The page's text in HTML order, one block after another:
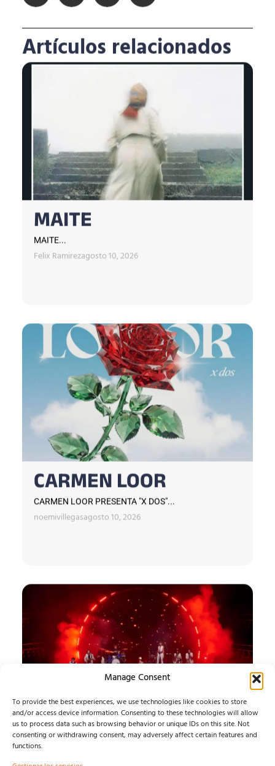
Manage Consent
To provide the best experiences, we use technologies like cookies to store
and/or access device information. Consenting to these technologies will allow
us to process data such as browsing behavior or unique IDs on this site. Not
consenting or withdrawing consent, may adversely affect certain features and
functions.
Artículos relacionados
MAITE
MAITE...
Felix Ramirezagosto 10, 2026
CARMEN LOOR
CARMEN LOOR PRESENTA "X DOS"...
noemivillegasagosto 10, 2026
SONORAMA RIBERA